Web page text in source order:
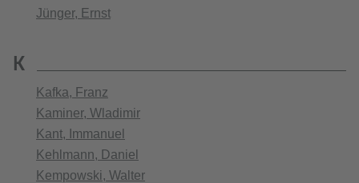
Jünger, Ernst
K
Kafka, Franz
Kaminer, Wladimir
Kant, Immanuel
Kehlmann, Daniel
Kempowski, Walter